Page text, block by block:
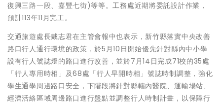
復興三路一段、嘉豐七街)等等。工務處近期將委託設計作業，
預計113年11月完工。
交通旅遊處長戴志君在主管會報中也表示，新竹縣落實中央改善
路口行人通行環境的政策，於5月10日開始優先針對縣內中小學
設有行人號誌燈的路口進行改善，並於7月14日完成71校的35處
「行人專用時相」及68處「行人早開時相」號誌時制調整，強化
學生通學周邊路口安全，下階段將針對縣轄內醫院、運輸場站、
經濟活絡區域周邊路口進行盤點並調整行人時制計畫，以保障行